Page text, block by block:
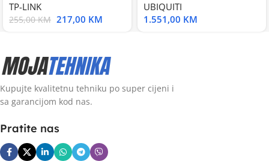
TP-LINK
255,00KM 217,00 KM
UBIQUITI
1.551,00 KM
Kupujte kvalitetnu tehniku po super cijeni i
sa garancijom kod nas.
Pratite nas